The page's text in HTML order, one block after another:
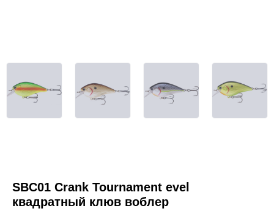
SBC01 Crank Tournament evel
квадратный клюв воблер